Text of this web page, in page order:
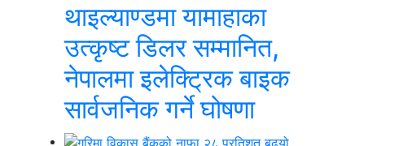
थाइल्याण्डमा यामाहाका
उत्कृष्ट डिलर सम्मानित,
नेपालमा इलेक्ट्रिक बाइक
सार्वजनिक गर्ने घोषणा